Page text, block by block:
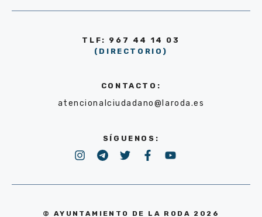
TLF: 967 44 14 03
(DIRECTORIO)
CONTACTO:
atencionalciudadano@laroda.es
SÍGUENOS:
© AYUNTAMIENTO DE LA RODA 2026